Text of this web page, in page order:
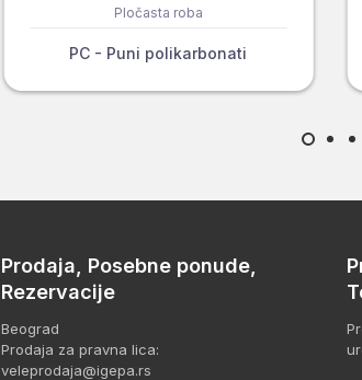
Pločasta roba
PC - Puni polikarbonati
Prodaja, Posebne ponude,
Rezervacije
Beograd
Prodaja za pravna lica:
veleprodaja@igepa.rs